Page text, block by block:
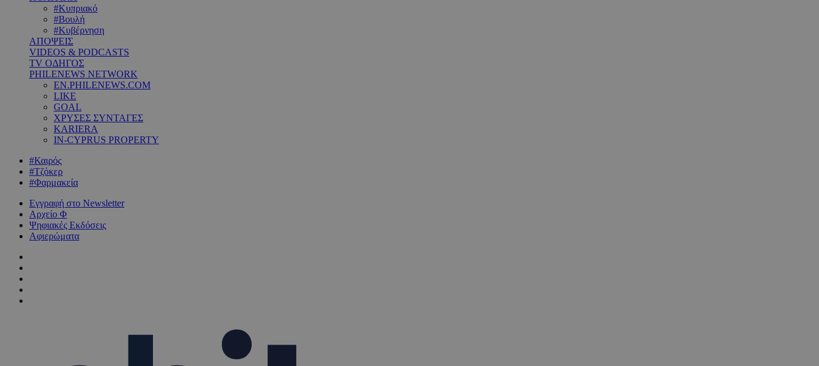
#Κυπριακό
#Βουλή
#Κυβέρνηση
ΑΠΟΨΕΙΣ
VIDEOS & PODCASTS
TV ΟΔΗΓΟΣ
PHILENEWS NETWORK
EN.PHILENEWS.COM
LIKE
GOAL
ΧΡΥΣΕΣ ΣΥΝΤΑΓΕΣ
KARIERA
IN-CYPRUS PROPERTY
#Καιρός
#Τζόκερ
#Φαρμακεία
Εγγραφή στο Newsletter
Αρχείο Φ
Ψηφιακές Εκδόσεις
Αφιερώματα